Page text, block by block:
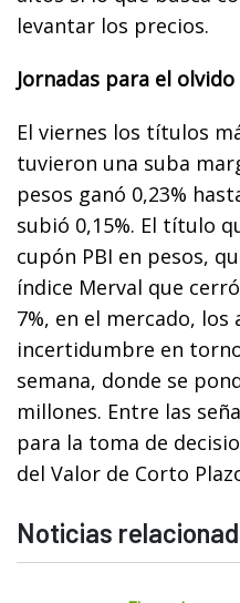
levantar los precios.
Jornadas para el olvido
El viernes los títulos
tuvieron una suba
pesos ganó 0,23%
subió 0,15%. El título
cupón PBI en pesos,
índice Merval que
7%, en el mercado,
incertidumbre en
semana, donde se
millones. Entre las
para la toma de
del Valor de Corto
Noticias